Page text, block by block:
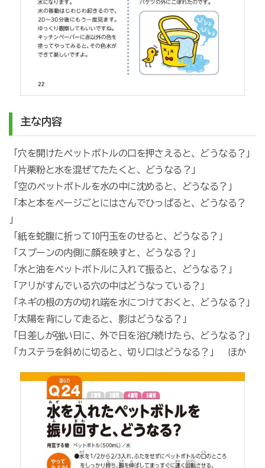
主な内容
「穴を開けたペットボトルの口を押さえると、どうなる？」
「片栗粉と水を混ぜてたたくと、どうなる？」
「空のペットボトルを水の中に沈めると、どうなる？」
「本と本をページごとにはさんでひっぱると、どうなる？
」
「紙を蛇腹に折って10円玉をのせると、どうなる？」
「スプーンの内側に顔を映すと、どうなる？」
「水と油をペットボトルに入れて振ると、どうなる？」
「アリがすんでいる穴の中はどうなっている？」
「ネギの根の方の切れ端を水につけておくと、どうなる？」
「太陽を背にして走ると、影はどうなる？」
「日差しが強い日に、外で日を浴び続けたら、どうなる？」
「カステラを斜めに切ると、切り口はどうなる？」 ほか